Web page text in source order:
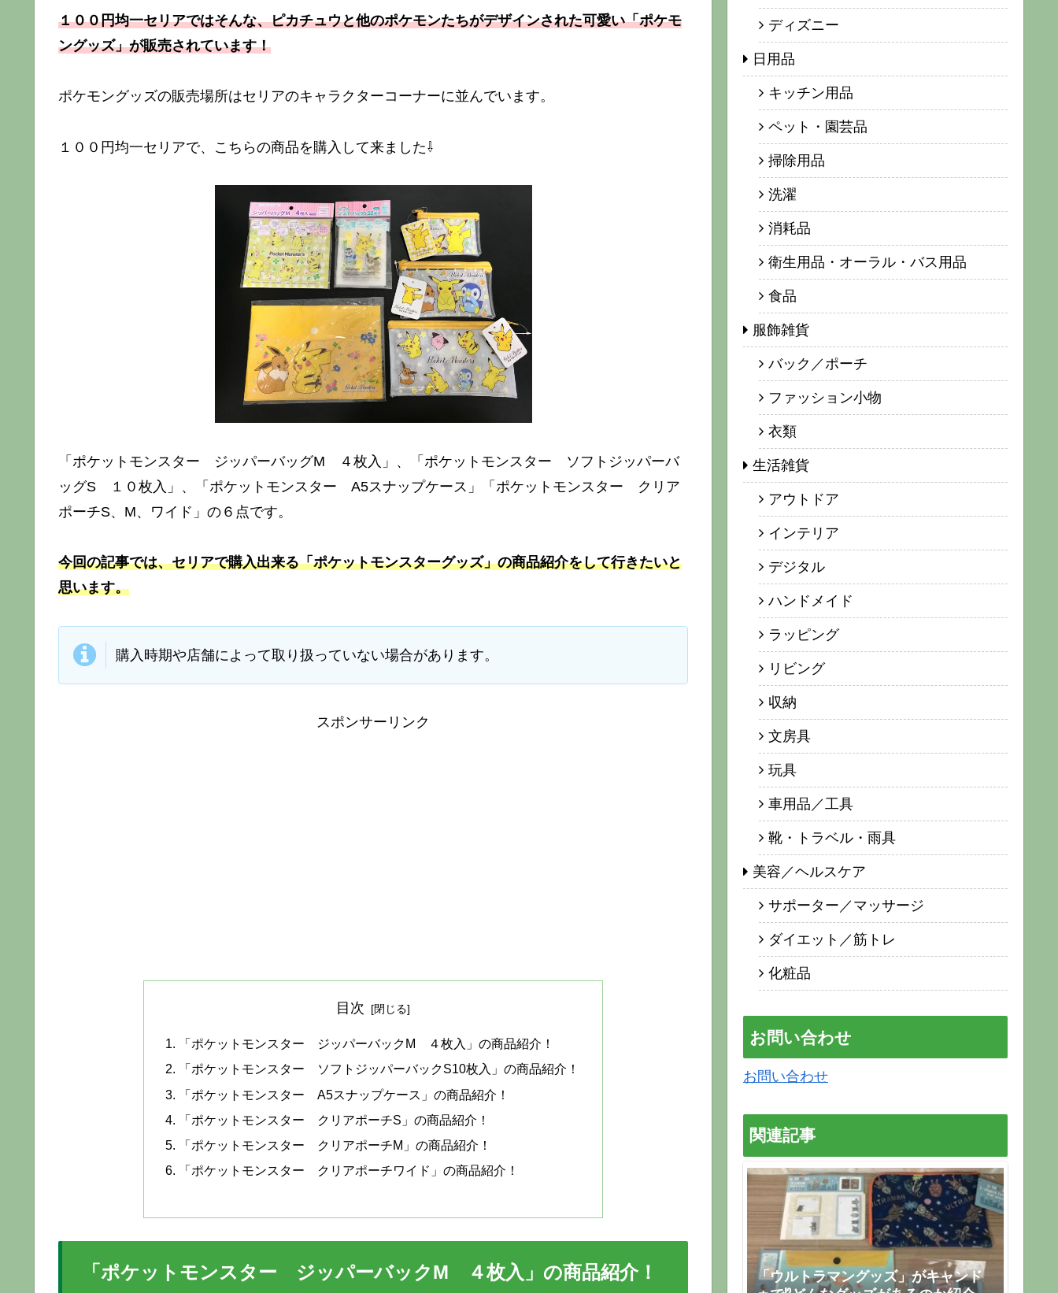
１００円均一セリアではそんな、ピカチュウと他のポケモンたちがデザインされた可愛い「ポケモ
ングッズ」が販売されています！
ポケモングッズの販売場所はセリアのキャラクターコーナーに並んでいます。
１００円均一セリアで、こちらの商品を購入して来ました⇩
「ポケットモンスター ジッパーバッグM ４枚入」、「ポケットモンスター ソフトジッパーバ
ッグS １０枚入」、「ポケットモンスター A5スナップケース」「ポケットモンスター クリア
ポーチS、M、ワイド」の６点です。
今回の記事では、セリアで購入出来る「ポケットモンスターグッズ」の商品紹介をして行きたいと
思います。
購入時期や店舗によって取り扱っていない場合があります。
スポンサーリンク
目次
「ポケットモンスター ジッパーバックM ４枚入」の商品紹介！
「ポケットモンスター ソフトジッパーバックS10枚入」の商品紹介！
「ポケットモンスター A5スナップケース」の商品紹介！
「ポケットモンスター クリアポーチS」の商品紹介！
「ポケットモンスター クリアポーチM」の商品紹介！
「ポケットモンスター クリアポーチワイド」の商品紹介！
「ポケットモンスター ジッパーバックM ４枚入」の商品紹介！
ディズニー
日用品
キッチン用品
ペット・園芸品
掃除用品
洗濯
消耗品
衛生用品・オーラル・バス用品
食品
服飾雑貨
バック／ポーチ
ファッション小物
衣類
生活雑貨
アウトドア
インテリア
デジタル
ハンドメイド
ラッピング
リビング
収納
文房具
玩具
車用品／工具
靴・トラベル・雨具
美容／ヘルスケア
サポーター／マッサージ
ダイエット／筋トレ
化粧品
お問い合わせ
お問い合わせ
関連記事
「ウルトラマングッズ」がキャンド